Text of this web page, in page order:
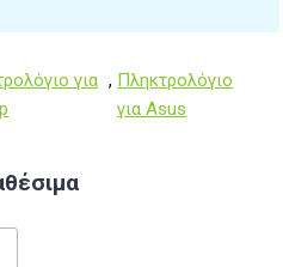
για , Πληκτρολόγιο
για Asus